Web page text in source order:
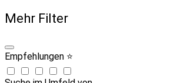
Mehr Filter
Empfehlungen ⭐